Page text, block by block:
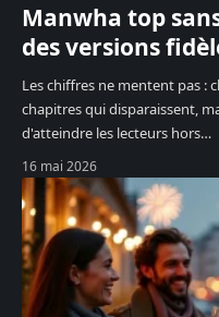
Manwha top
des versions
Les chiffres ne mentent pas :
chapitres qui disparaissent,
d'atteindre les lecteurs hors…
16 mai 2026